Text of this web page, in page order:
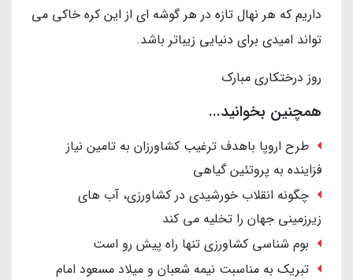
داریم که هر نهال تازه در هر گوشه ای از این کره خاکی می
تواند امیدی برای دنیایی زیباتر باشد.
روز درختکاری مبارک
همچنین بخوانید...
طرح اروپا باهدف ترغیب کشاورزان به تامین نیاز
فزاینده به پروتئین گیاهی
چگونه انقلاب خورشیدی در کشاورزی، آب های
زیرزمینی جهان را تخلیه می کند
بوم شناسی کشاورزی تنها راه پیش رو است
تبریک به مناسبت نیمه شعبان و میلاد مسعود امام